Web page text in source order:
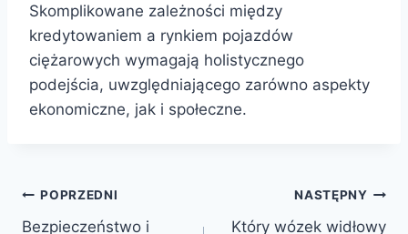
Skomplikowane zależności między
kredytowaniem a rynkiem pojazdów
ciężarowych wymagają holistycznego
podejścia, uwzględniającego zarówno aspekty
ekonomiczne, jak i społeczne.
Nawigacja
POPRZEDNI
Bezpieczeństwo i
NASTĘPNY
Który wózek widłowy